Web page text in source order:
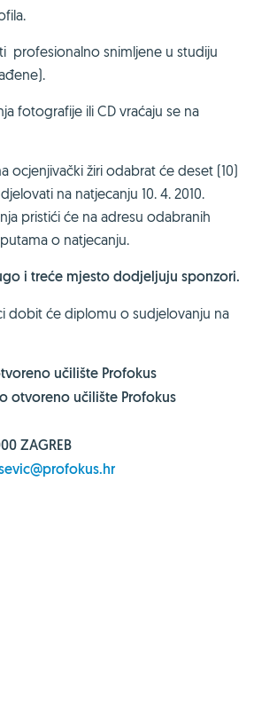
profesionalno snimljene u studiju
fotografije ili CD vraćaju se na
ocjenjivački žiri odabrat će deset (10)
na natjecanju 10. 4. 2010.
pristići će na adresu odabranih
o natjecanju.
i treće mjesto dodjeljuju sponzori.
dobit će diplomu o sudjelovanju na
učilište Profokus
otvoreno učilište Profokus
ZAGREB